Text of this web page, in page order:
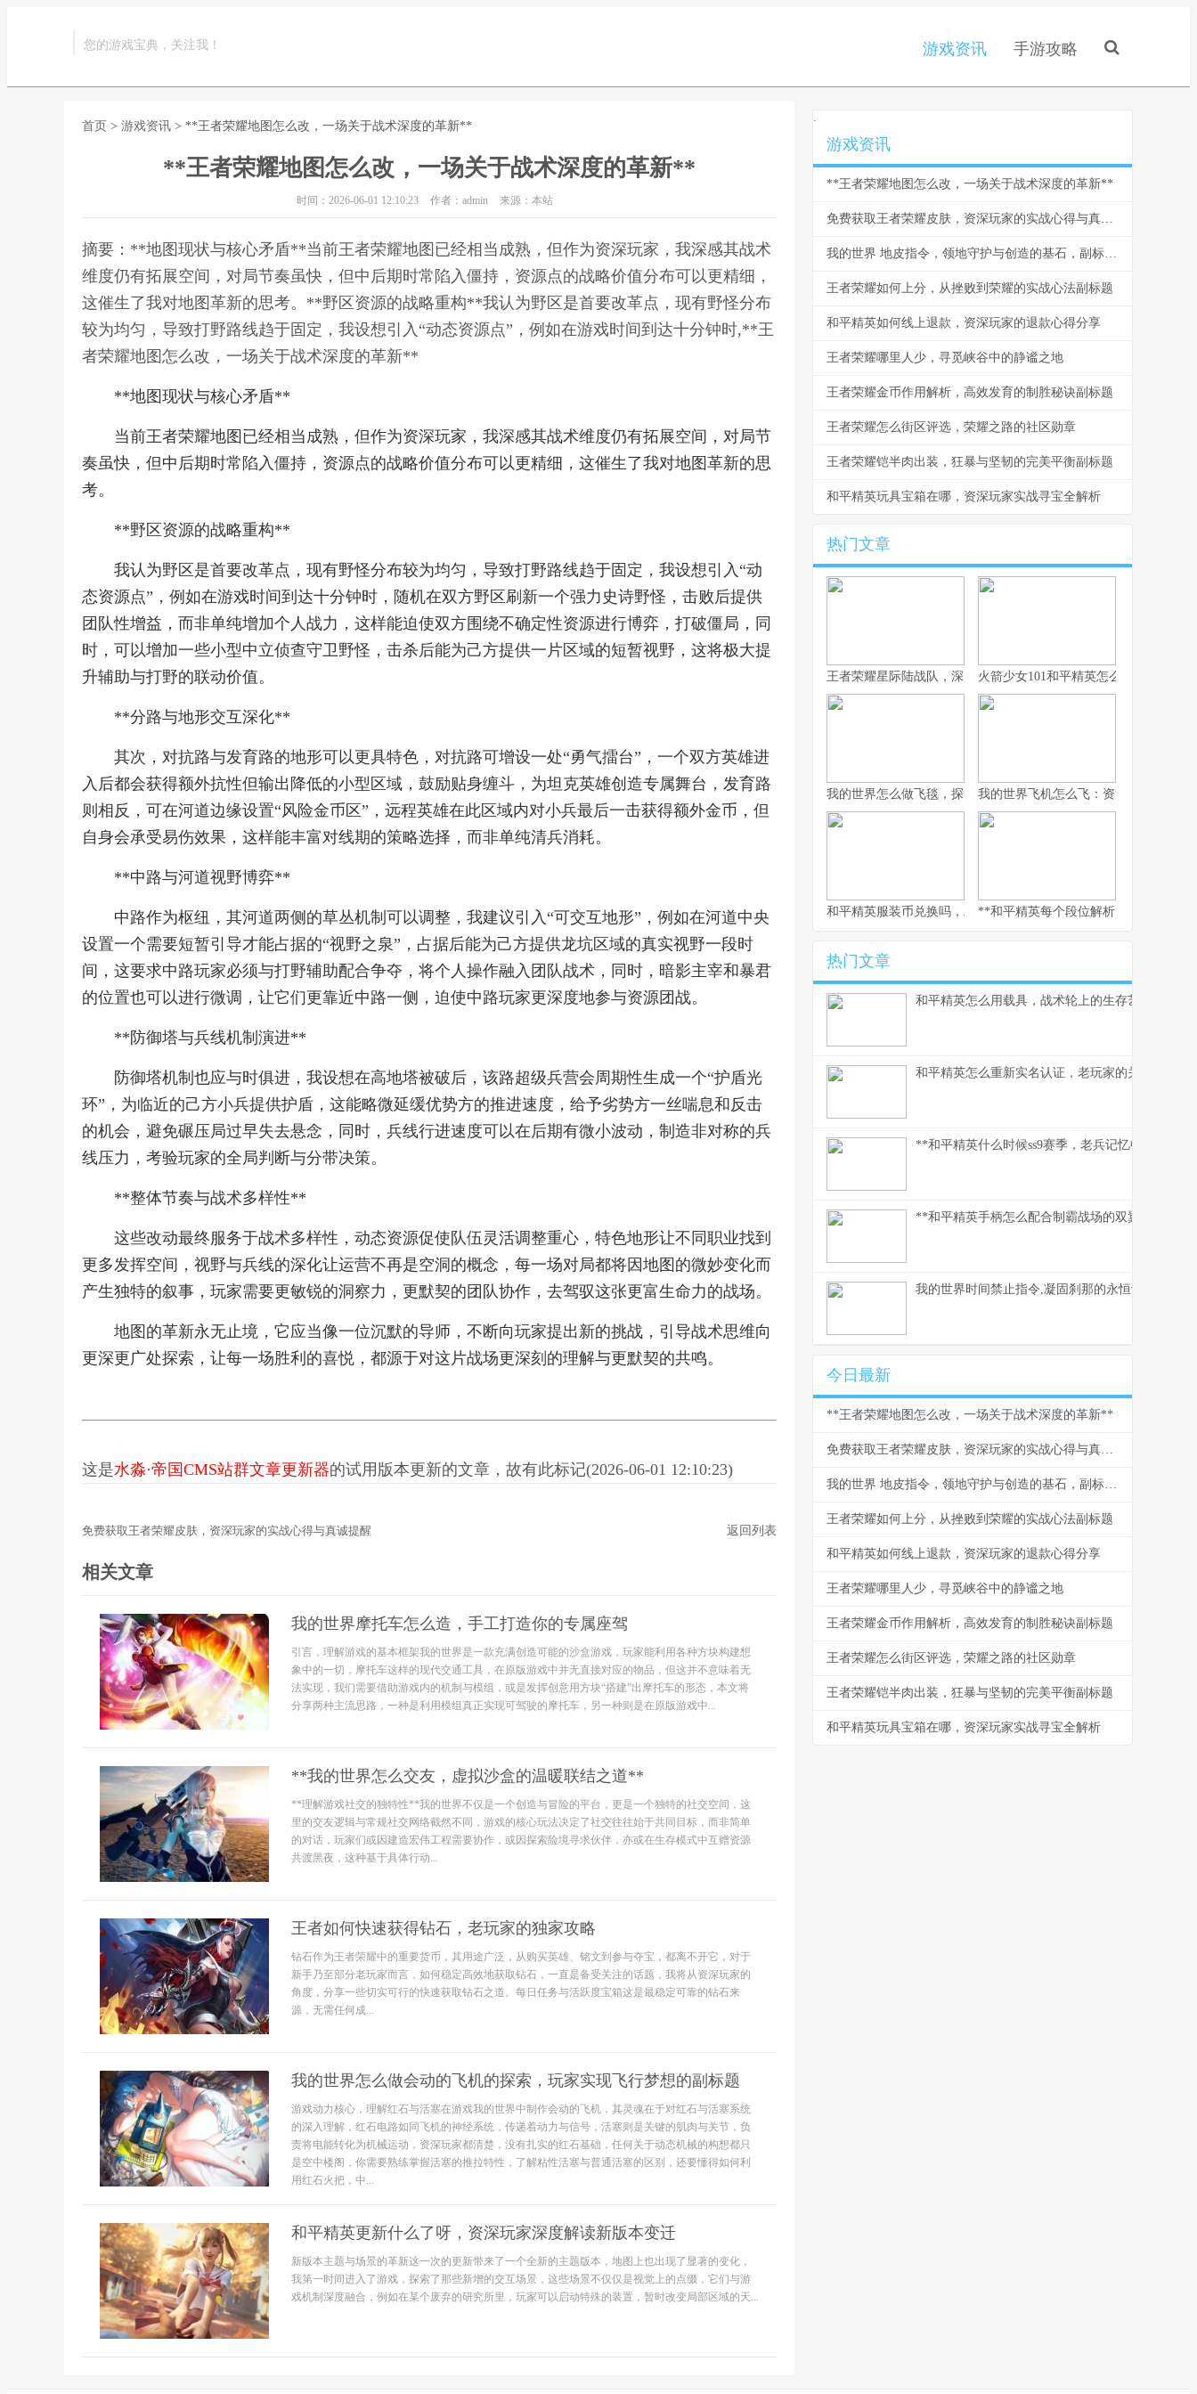
您的游戏宝典，关注我！ 游戏资讯 手游攻略
首页 > 游戏资讯 > **王者荣耀地图怎么改，一场关于战术深度的革新**
**王者荣耀地图怎么改，一场关于战术深度的革新**
时间：2026-06-01 12:10:23 作者：admin 来源：本站
摘要：**地图现状与核心矛盾**当前王者荣耀地图已经相当成熟，但作为资深玩家，我深感其战术
维度仍有拓展空间，对局节奏虽快，但中后期时常陷入僵持，资源点的战略价值分布可以更精细，
这催生了我对地图革新的思考。**野区资源的战略重构**我认为野区是首要改革点，现有野怪分布
较为均匀，导致打野路线趋于固定，我设想引入“动态资源点”，例如在游戏时间到达十分钟时,**王
者荣耀地图怎么改，一场关于战术深度的革新**
**地图现状与核心矛盾**
当前王者荣耀地图已经相当成熟，但作为资深玩家，我深感其战术维度仍有拓展空间，对局节
奏虽快，但中后期时常陷入僵持，资源点的战略价值分布可以更精细，这催生了我对地图革新的思
考。
**野区资源的战略重构**
我认为野区是首要改革点，现有野怪分布较为均匀，导致打野路线趋于固定，我设想引入“动
态资源点”，例如在游戏时间到达十分钟时，随机在双方野区刷新一个强力史诗野怪，击败后提供
团队性增益，而非单纯增加个人战力，这样能迫使双方围绕不确定性资源进行博弈，打破僵局，同
时，可以增加一些小型中立侦查守卫野怪，击杀后能为己方提供一片区域的短暂视野，这将极大提
升辅助与打野的联动价值。
**分路与地形交互深化**
其次，对抗路与发育路的地形可以更具特色，对抗路可增设一处“勇气擂台”，一个双方英雄进
入后都会获得额外抗性但输出降低的小型区域，鼓励贴身缠斗，为坦克英雄创造专属舞台，发育路
则相反，可在河道边缘设置“风险金币区”，远程英雄在此区域内对小兵最后一击获得额外金币，但
自身会承受易伤效果，这样能丰富对线期的策略选择，而非单纯清兵消耗。
**中路与河道视野博弈**
中路作为枢纽，其河道两侧的草丛机制可以调整，我建议引入“可交互地形”，例如在河道中央
设置一个需要短暂引导才能占据的“视野之泉”，占据后能为己方提供龙坑区域的真实视野一段时
间，这要求中路玩家必须与打野辅助配合争夺，将个人操作融入团队战术，同时，暗影主宰和暴君
的位置也可以进行微调，让它们更靠近中路一侧，迫使中路玩家更深度地参与资源团战。
**防御塔与兵线机制演进**
防御塔机制也应与时俱进，我设想在高地塔被破后，该路超级兵营会周期性生成一个“护盾光
环”，为临近的己方小兵提供护盾，这能略微延缓优势方的推进速度，给予劣势方一丝喘息和反击
的机会，避免碾压局过早失去悬念，同时，兵线行进速度可以在后期有微小波动，制造非对称的兵
线压力，考验玩家的全局判断与分带决策。
**整体节奏与战术多样性**
这些改动最终服务于战术多样性，动态资源促使队伍灵活调整重心，特色地形让不同职业找到
更多发挥空间，视野与兵线的深化让运营不再是空洞的概念，每一场对局都将因地图的微妙变化而
产生独特的叙事，玩家需要更敏锐的洞察力，更默契的团队协作，去驾驭这张更富生命力的战场。
地图的革新永无止境，它应当像一位沉默的导师，不断向玩家提出新的挑战，引导战术思维向
更深更广处探索，让每一场胜利的喜悦，都源于对这片战场更深刻的理解与更默契的共鸣。
这是水淼·帝国CMS站群文章更新器的试用版本更新的文章，故有此标记(2026-06-01 12:10:23)
免费获取王者荣耀皮肤，资深玩家的实战心得与真诚提醒 返回列表
相关文章
我的世界摩托车怎么造，手工打造你的专属座驾
引言，理解游戏的基本框架我的世界是一款充满创造可能的沙盒游戏，玩家能利用各种方块构建想
象中的一切，摩托车这样的现代交通工具，在原版游戏中并无直接对应的物品，但这并不意味着无
法实现，我们需要借助游戏内的机制与模组，或是发挥创意用方块“搭建”出摩托车的形态，本文将
分享两种主流思路，一种是利用模组真正实现可驾驶的摩托车，另一种则是在原版游戏中...
**我的世界怎么交友，虚拟沙盒的温暖联结之道**
**理解游戏社交的独特性**我的世界不仅是一个创造与冒险的平台，更是一个独特的社交空间，这
里的交友逻辑与常规社交网络截然不同，游戏的核心玩法决定了社交往往始于共同目标，而非简单
的对话，玩家们或因建造宏伟工程需要协作，或因探索险境寻求伙伴，亦或在生存模式中互赠资源
共渡黑夜，这种基于具体行动...
王者如何快速获得钻石，老玩家的独家攻略
钻石作为王者荣耀中的重要货币，其用途广泛，从购买英雄、铭文到参与夺宝，都离不开它，对于
新手乃至部分老玩家而言，如何稳定高效地获取钻石，一直是备受关注的话题，我将从资深玩家的
角度，分享一些切实可行的快速获取钻石之道。每日任务与活跃度宝箱这是最稳定可靠的钻石来
源，无需任何成...
我的世界怎么做会动的飞机的探索，玩家实现飞行梦想的副标题
游戏动力核心，理解红石与活塞在游戏我的世界中制作会动的飞机，其灵魂在于对红石与活塞系统
的深入理解，红石电路如同飞机的神经系统，传递着动力与信号，活塞则是关键的肌肉与关节，负
责将电能转化为机械运动，资深玩家都清楚，没有扎实的红石基础，任何关于动态机械的构想都只
是空中楼阁，你需要熟练掌握活塞的推拉特性，了解粘性活塞与普通活塞的区别，还要懂得如何利
用红石火把，中...
和平精英更新什么了呀，资深玩家深度解读新版本变迁
新版本主题与场景的革新这一次的更新带来了一个全新的主题版本，地图上也出现了显著的变化，
我第一时间进入了游戏，探索了那些新增的交互场景，这些场景不仅仅是视觉上的点缀，它们与游
戏机制深度融合，例如在某个废弃的研究所里，玩家可以启动特殊的装置，暂时改变局部区域的天...
.
游戏资讯
**王者荣耀地图怎么改，一场关于战术深度的革新**
免费获取王者荣耀皮肤，资深玩家的实战心得与真诚提醒
我的世界 地皮指令，领地守护与创造的基石，副标题，方块世界中的私人王国法则
王者荣耀如何上分，从挫败到荣耀的实战心法副标题
和平精英如何线上退款，资深玩家的退款心得分享
王者荣耀哪里人少，寻觅峡谷中的静谧之地
王者荣耀金币作用解析，高效发育的制胜秘诀副标题
王者荣耀怎么街区评选，荣耀之路的社区勋章
王者荣耀铠半肉出装，狂暴与坚韧的完美平衡副标题
和平精英玩具宝箱在哪，资深玩家实战寻宝全解析
热门文章
王者荣耀星际陆战队，深空战场的新纪元启航火箭少女101和平精英怎么获得，联动
我的世界怎么做飞毯，探索方块之上的奇幻飞行，副标题，红石与
我的世界飞机怎么飞：资深玩家的飞行
和平精英服装币兑换吗，精打细算的装扮指南**和平精英每个段位解析，从青铜到无
热门文章
和平精英怎么用载具，战术轮上的生存艺术,副标
和平精英怎么重新实名认证，老玩家的关键指南副
**和平精英什么时候ss9赛季，老兵记忆中的战术
**和平精英手柄怎么配合制霸战场的双翼协奏**
我的世界时间禁止指令,凝固刹那的永恒诗篇
今日最新
**王者荣耀地图怎么改，一场关于战术深度的革新**
免费获取王者荣耀皮肤，资深玩家的实战心得与真诚提醒
我的世界 地皮指令，领地守护与创造的基石，副标题，方块世界中的私人王国法则
王者荣耀如何上分，从挫败到荣耀的实战心法副标题
和平精英如何线上退款，资深玩家的退款心得分享
王者荣耀哪里人少，寻觅峡谷中的静谧之地
王者荣耀金币作用解析，高效发育的制胜秘诀副标题
王者荣耀怎么街区评选，荣耀之路的社区勋章
王者荣耀铠半肉出装，狂暴与坚韧的完美平衡副标题
和平精英玩具宝箱在哪，资深玩家实战寻宝全解析